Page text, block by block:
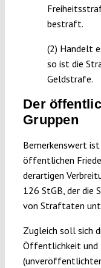
bestraft.
(2) Handelt
so ist die
Geldstrafe.
Der
Gruppen
Bemerkenswert
öffentlichen
derartigen
126 StGB, der die
von Straftaten
Zugleich soll sich
Öffentlichkeit und